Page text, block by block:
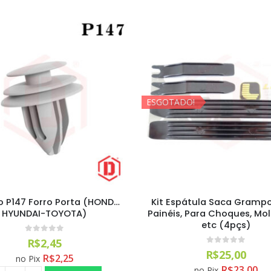
Forro Porta (HONDA-
HYUNDAI-TOYOTA)
R$2,45
no Pix R$2,25
ESGOTADO!
Kit Espátula Saca
Painéis, Para Choques,
etc (4pçs)
R$25,00